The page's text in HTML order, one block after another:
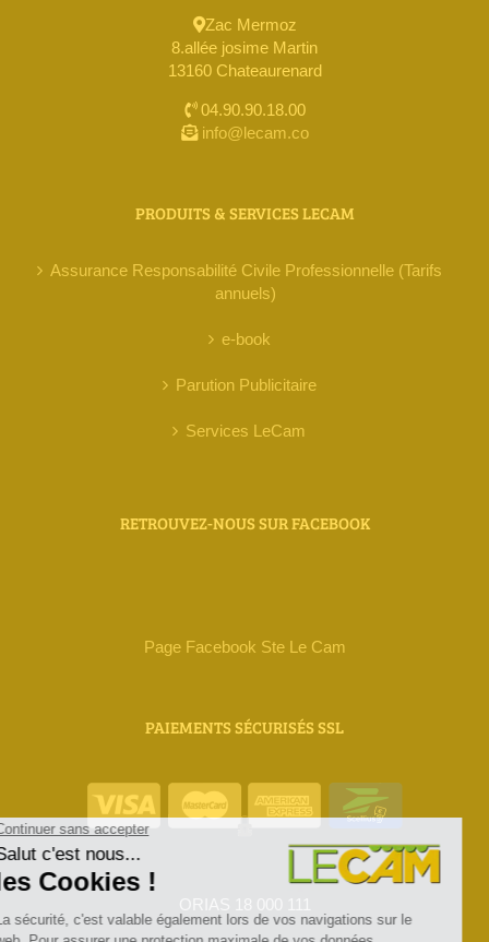
Zac Mermoz
8.allée josime Martin
13160 Chateaurenard
04.90.90.18.00
info@lecam.co
PRODUITS & SERVICES LECAM
Assurance Responsabilité Civile Professionnelle (Tarifs
annuels)
e-book
Parution Publicitaire
Services LeCam
RETROUVEZ-NOUS SUR FACEBOOK
Page Facebook Ste Le Cam
PAIEMENTS SÉCURISÉS SSL